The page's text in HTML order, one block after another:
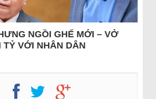
NGỒI GHẾ MỚI – VỞ
TỶ VỚI NHÂN DÂN